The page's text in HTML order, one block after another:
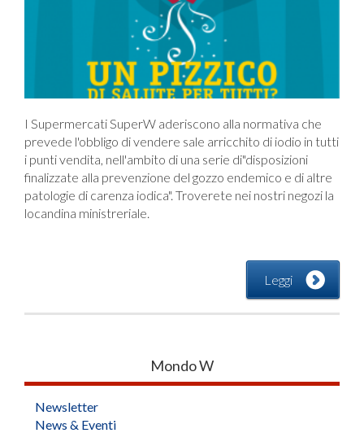
I Supermercati SuperW aderiscono alla normativa che
prevede l'obbligo di vendere sale arricchito di iodio in tutti
i punti vendita, nell'ambito di una serie di"disposizioni
finalizzate alla prevenzione del gozzo endemico e di altre
patologie di carenza iodica". Troverete nei nostri negozi la
locandina ministreriale.
Leggi
Mondo W
Newsletter
News & Eventi